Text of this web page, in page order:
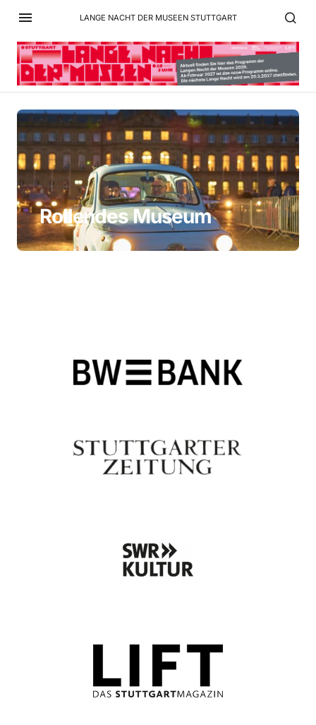
LANGE NACHT DER MUSEEN STUTTGART
Rollendes Museum